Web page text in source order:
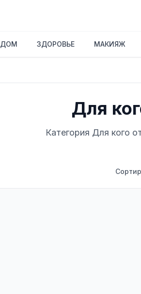
ДОМ ЗДОРОВЬЕ МАКИЯЖ
Для
Категория Для кого